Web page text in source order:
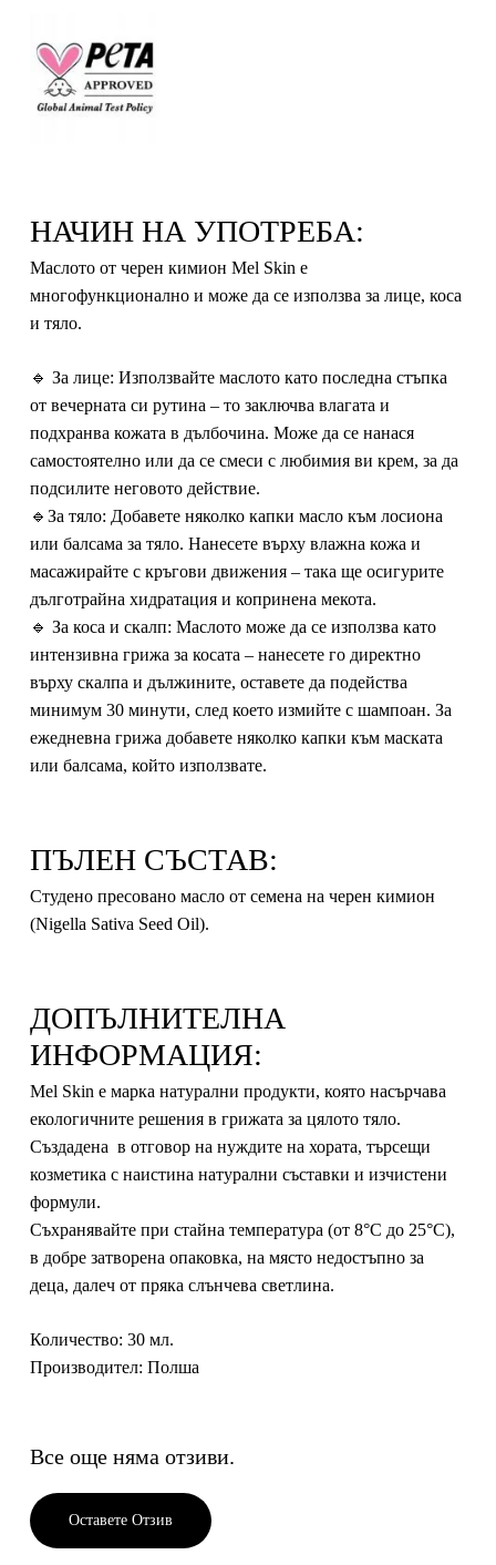
НАЧИН НА УПОТРЕБА:
Маслото от черен кимион Mel Skin е
многофункционално и може да се използва за лице, коса
и тяло.
🔹 За лице: Използвайте маслото като последна стъпка
от вечерната си рутина – то заключва влагата и
подхранва кожата в дълбочина. Може да се нанася
самостоятелно или да се смеси с любимия ви крем, за да
подсилите неговото действие.
🔹За тяло: Добавете няколко капки масло към лосиона
или балсама за тяло. Нанесете върху влажна кожа и
масажирайте с кръгови движения – така ще осигурите
дълготрайна хидратация и копринена мекота.
🔹 За коса и скалп: Маслото може да се използва като
интензивна грижа за косата – нанесете го директно
върху скалпа и дължините, оставете да подейства
минимум 30 минути, след което измийте с шампоан. За
ежедневна грижа добавете няколко капки към маската
или балсама, който използвате.
ПЪЛЕН СЪСТАВ:
Студено пресовано мaсло от семена на черен кимион
(Nigella Sativa Seed Oil).
ДОПЪЛНИТЕЛНА
ИНФОРМАЦИЯ:
Mel Skin e марка натурални продукти, която насърчава
екологичните решения в грижата за цялото тяло.
Създадена в отговор на нуждите на хората, търсещи
козметика с наистина натурални съставки и изчистени
формули.
Съхранявайте при стайна температура (от 8°C до 25°C),
в добре затворена опаковка, на място недостъпно за
деца, далеч от пряка слънчева светлина.
Количество: 30 мл.
Производител: Полша
Все още няма отзиви.
Оставете Отзив